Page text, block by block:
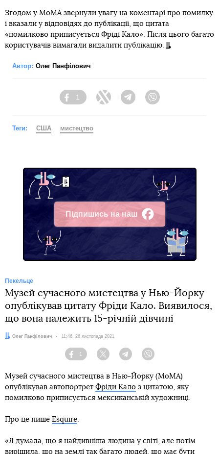
Згодом у MoMA звернули увагу на коментарі про помилку
і вказали у відповідях до публікації, що цитата
«помилково приписується Фріді Кало». Після цього багато
користувачів вимагали видалити публікацію.
Автор: Олег Панфілович
Facebook
1
Twitter TelegramViber
Теги: США мистецтво
Підпишись на наш
Facebook
Пекельце
Музей сучасного мистецтва у Нью-Йорку
опублікував цитату Фріди Кало. Виявилося,
що вона належить 15-річній дівчині
Автор:
Олег Панфілович Дата:
11:46, 26 листопада 2021
Facebook
1
Twitter TelegramViber
Музей сучасного мистецтва в Нью-Йорку (MoMA)
опублікував автопортрет Фріди Кало з цитатою, яку
помилково приписується мексиканській художниці.
Про це пише Esquire.
«Я думала, що я найдивніша людина у світі, але потім
вирішила, що на землі так багато людей, що має бути